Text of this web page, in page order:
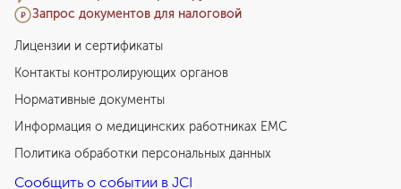
Запрос документов для налоговой
Лицензии и сертификаты
Контакты контролирующих органов
Нормативные документы
Информация о медицинских работниках EMC
Политика обработки персональных данных
Сообщить о событии в JCI